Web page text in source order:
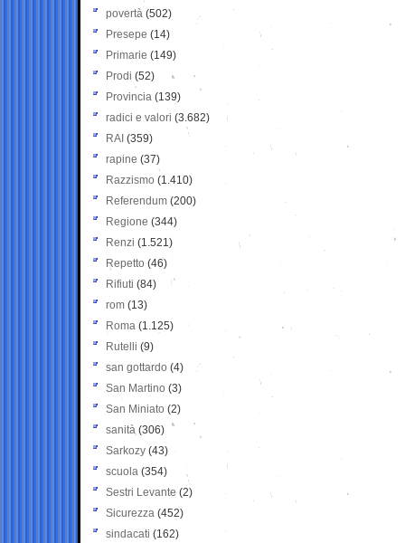
povertà (502)
Presepe (14)
Primarie (149)
Prodi (52)
Provincia (139)
radici e valori (3.682)
RAI (359)
rapine (37)
Razzismo (1.410)
Referendum (200)
Regione (344)
Renzi (1.521)
Repetto (46)
Rifiuti (84)
rom (13)
Roma (1.125)
Rutelli (9)
san gottardo (4)
San Martino (3)
San Miniato (2)
sanità (306)
Sarkozy (43)
scuola (354)
Sestri Levante (2)
Sicurezza (452)
sindacati (162)